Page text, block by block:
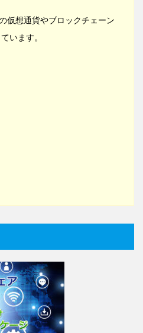
仮想通貨やブロックチェーン
います。